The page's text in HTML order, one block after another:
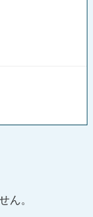
ん。